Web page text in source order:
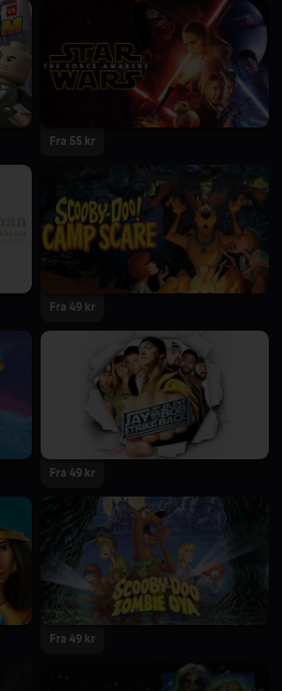
Fra 55 kr
Fra 49 kr
Fra 49 kr
Fra 49 kr